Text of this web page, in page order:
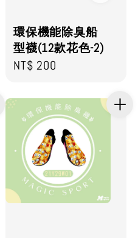
環保機能除臭船
型襪(12款花色-2)
Regular
NT$ 200